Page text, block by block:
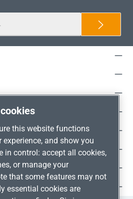
this website functions
experience, and show you
in control: accept all cookies,
or manage your
that some features may not
essential cookies are